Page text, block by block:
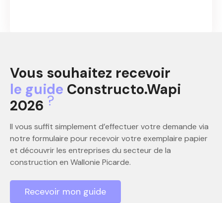
Vous souhaitez recevoir
le guide Constructo.Wapi
2026 ?
Il vous suffit simplement d’effectuer votre demande via
notre formulaire pour recevoir votre exemplaire papier
et découvrir les entreprises du secteur de la
construction en Wallonie Picarde.
Recevoir mon guide